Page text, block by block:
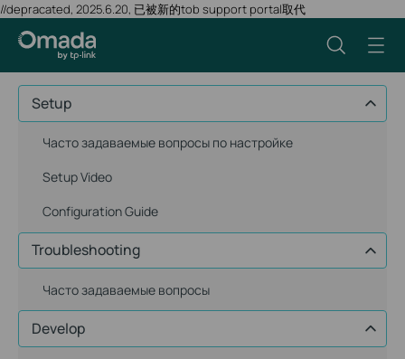
//depracated, 2025.6.20, 已被新的tob support portal取代
Setup
Часто задаваемые вопросы по настройке
Setup Video
Configuration Guide
Troubleshooting
Часто задаваемые вопросы
Develop